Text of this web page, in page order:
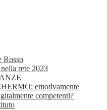
Rosso
rete 2023
emotivamente
competenti?